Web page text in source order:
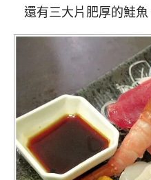
還有三大片肥厚的鮭